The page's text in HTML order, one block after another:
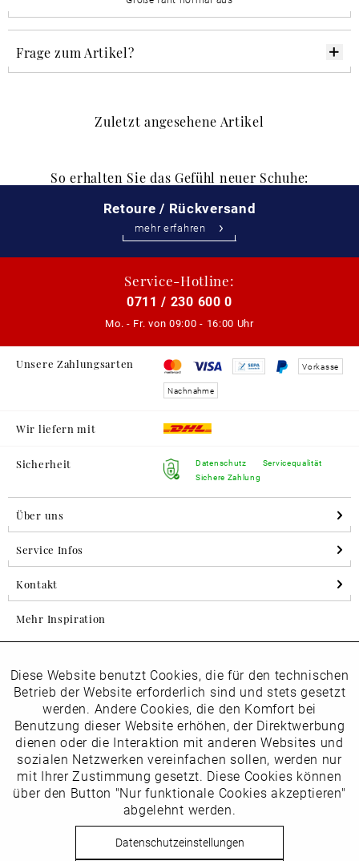
Frage zum Artikel?
Zuletzt angesehene Artikel
So erhalten Sie das Gefühl neuer Schuhe:
Retoure / Rückversand
mehr erfahren
Service-Hotline:
0711 / 230 600 0
Mo. - Fr. von 09:00 - 16:00 Uhr
Unsere Zahlungsarten Vorkasse
Nachnahme
Wir liefern mit
Sicherheit
Datenschutz
Sichere Zahlung
Servicequalität
Über uns
Service Infos
Kontakt
Mehr Inspiration
Folgen Sie uns auf Instagram
horsch_schuhe
Newsletter
Datenschutzbestimmungenhabe ich zur Kenntnis
vom Newsletter abmelden.
Funktionale Aktiv
Marketing Inaktiv
Tracking Inaktiv
Inaktiv
Diese Website benutzt Cookies, die für den technischen
Betrieb der Website erforderlich sind und stets gesetzt
werden. Andere Cookies, die den Komfort bei
Benutzung dieser Website erhöhen, der Direktwerbung
dienen oder die Interaktion mit anderen Websites und
sozialen Netzwerken vereinfachen sollen, werden nur
mit Ihrer Zustimmung gesetzt. Diese Cookies können
über den Button "Nur funktionale Cookies akzeptieren"
abgelehnt werden.
Datenschutzeinstellungen